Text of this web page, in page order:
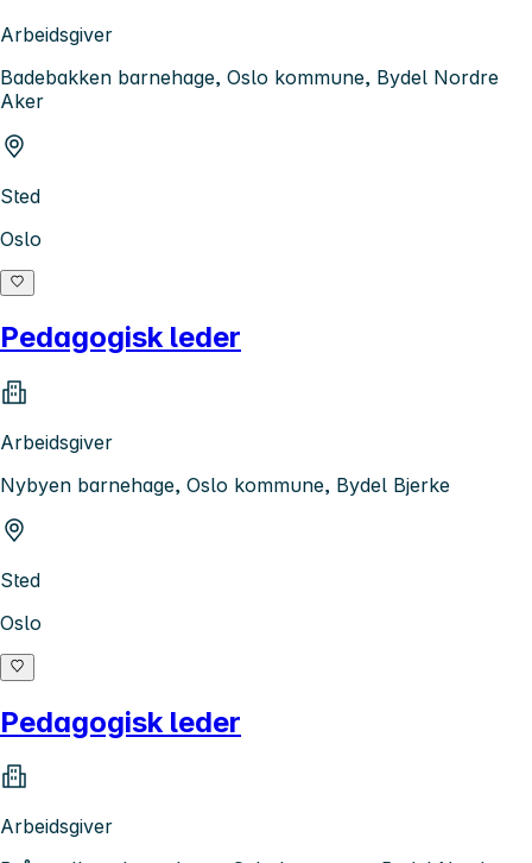
Arbeidsgiver
Badebakken barnehage, Oslo kommune, Bydel Nordre
Aker
Sted
Oslo
Pedagogisk leder
Arbeidsgiver
Nybyen barnehage, Oslo kommune, Bydel Bjerke
Sted
Oslo
Pedagogisk leder
Arbeidsgiver